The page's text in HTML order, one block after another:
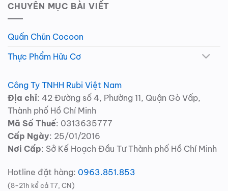
CHUYÊN MỤC BÀI VIẾT
Quấn Chũn Cocoon
Thực Phẩm Hữu Cơ
Công Ty TNHH Rubi Việt Nam
Địa chỉ: 42 Đường số 4, Phường 11, Quận Gò Vấp,
Thành phố Hồ Chí Minh
Mã Số Thuế: 0313635777
Cấp Ngày: 25/01/2016
Nơi Cấp: Sở Kế Hoạch Đầu Tư Thành phố Hồ Chí Minh
Hotline đặt hàng: 0963.851.853
(8-21h kể cả T7, CN)